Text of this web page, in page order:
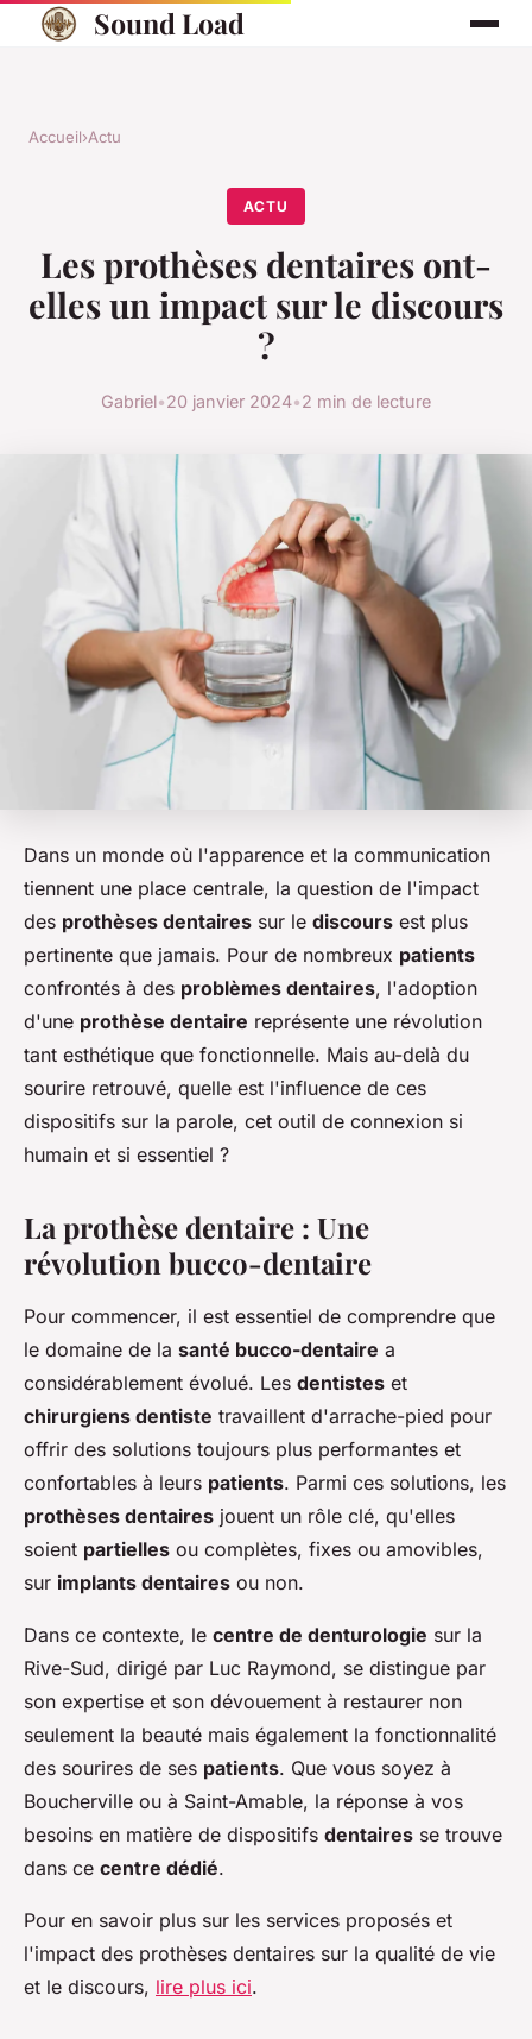
Sound Load
Accueil›Actu
ACTU
Les prothèses dentaires ont-
elles un impact sur le discours
?
Gabriel•20 janvier 2024•2 min de lecture
Dans un monde où l'apparence et la communication
tiennent une place centrale, la question de l'impact
des prothèses dentaires sur le discours est plus
pertinente que jamais. Pour de nombreux patients
confrontés à des problèmes dentaires, l'adoption
d'une prothèse dentaire représente une révolution
tant esthétique que fonctionnelle. Mais au-delà du
sourire retrouvé, quelle est l'influence de ces
dispositifs sur la parole, cet outil de connexion si
humain et si essentiel ?
La prothèse dentaire : Une
révolution bucco-dentaire
Pour commencer, il est essentiel de comprendre que
le domaine de la santé bucco-dentaire a
considérablement évolué. Les dentistes et
chirurgiens dentiste travaillent d'arrache-pied pour
offrir des solutions toujours plus performantes et
confortables à leurs patients. Parmi ces solutions, les
prothèses dentaires jouent un rôle clé, qu'elles
soient partielles ou complètes, fixes ou amovibles,
sur implants dentaires ou non.
Dans ce contexte, le centre de denturologie sur la
Rive-Sud, dirigé par Luc Raymond, se distingue par
son expertise et son dévouement à restaurer non
seulement la beauté mais également la fonctionnalité
des sourires de ses patients. Que vous soyez à
Boucherville ou à Saint-Amable, la réponse à vos
besoins en matière de dispositifs dentaires se trouve
dans ce centre dédié.
Pour en savoir plus sur les services proposés et
l'impact des prothèses dentaires sur la qualité de vie
et le discours, lire plus ici.